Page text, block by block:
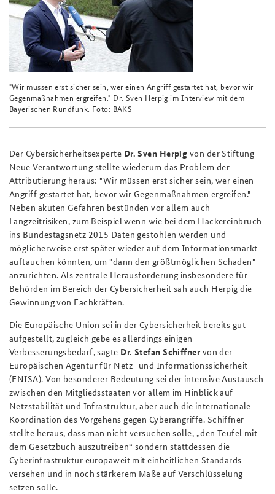
"Wir müssen erst sicher sein, wer einen Angriff gestartet hat, bevor wir
Gegenmaßnahmen ergreifen." Dr. Sven Herpig im Interview mit dem
Bayerischen Rundfunk. Foto: BAKS
Der Cybersicherheitsexperte Dr. Sven Herpig von der Stiftung
Neue Verantwortung stellte wiederum das Problem der
Attributierung heraus: "Wir müssen erst sicher sein, wer einen
Angriff gestartet hat, bevor wir Gegenmaßnahmen ergreifen."
Neben akuten Gefahren bestünden vor allem auch
Langzeitrisiken, zum Beispiel wenn wie bei dem Hackereinbruch
ins Bundestagsnetz 2015 Daten gestohlen werden und
möglicherweise erst später wieder auf dem Informationsmarkt
auftauchen könnten, um "dann den größtmöglichen Schaden"
anzurichten. Als zentrale Herausforderung insbesondere für
Behörden im Bereich der Cybersicherheit sah auch Herpig die
Gewinnung von Fachkräften.
Die Europäische Union sei in der Cybersicherheit bereits gut
aufgestellt, zugleich gebe es allerdings einigen
Verbesserungsbedarf, sagte Dr. Stefan Schiffner von der
Europäischen Agentur für Netz- und Informationssicherheit
(ENISA). Von besonderer Bedeutung sei der intensive Austausch
zwischen den Mitgliedsstaaten vor allem im Hinblick auf
Netzstabilität und Infrastruktur, aber auch die internationale
Koordination des Vorgehens gegen Cyberangriffe. Schiffner
stellte heraus, dass man nicht versuchen solle, „den Teufel mit
dem Gesetzbuch auszutreiben“ sondern stattdessen die
Cyberinfrastruktur europaweit mit einheitlichen Standards
versehen und in noch stärkerem Maße auf Verschlüsselung
setzen solle.